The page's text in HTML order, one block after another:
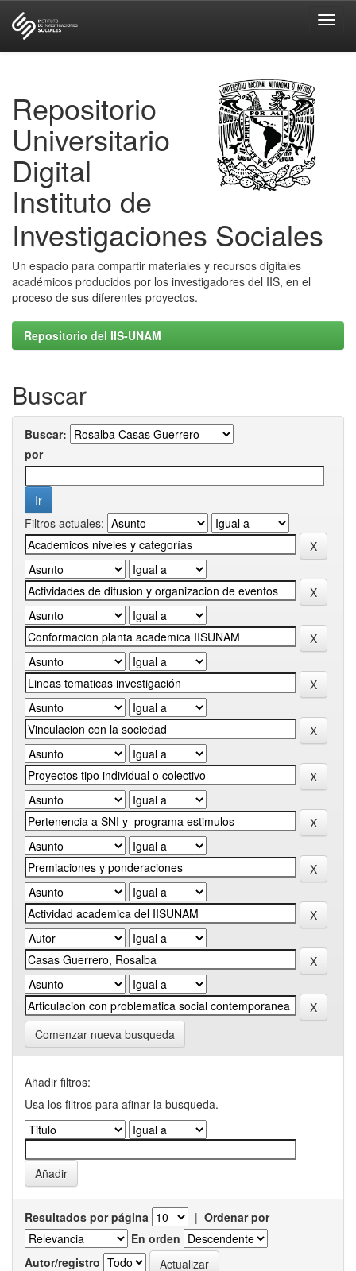
Repositorio
Universitario
Digital
Instituto de
Investigaciones Sociales
Un espacio para compartir materiales y recursos digitales
académicos producidos por los investigadores del IIS, en el
proceso de sus diferentes proyectos.
Repositorio del IIS-UNAM
Buscar
Buscar:
por
Filtros actuales:
Comenzar nueva busqueda
Añadir filtros:
Usa los filtros para afinar la busqueda.
Resultados por página | Ordenar por
En orden
Autor/registro